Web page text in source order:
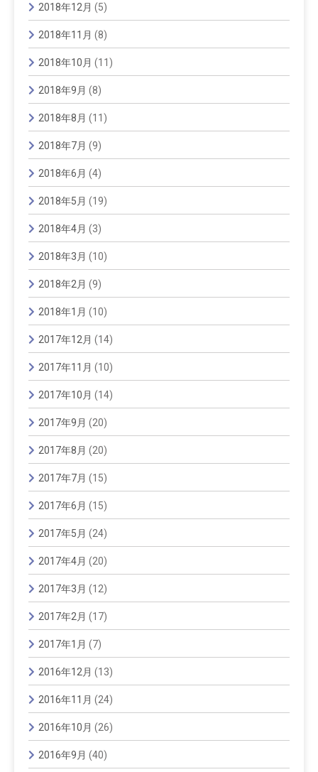
2018年12月 (5)
2018年11月 (8)
2018年10月 (11)
2018年9月 (8)
2018年8月 (11)
2018年7月 (9)
2018年6月 (4)
2018年5月 (19)
2018年4月 (3)
2018年3月 (10)
2018年2月 (9)
2018年1月 (10)
2017年12月 (14)
2017年11月 (10)
2017年10月 (14)
2017年9月 (20)
2017年8月 (20)
2017年7月 (15)
2017年6月 (15)
2017年5月 (24)
2017年4月 (20)
2017年3月 (12)
2017年2月 (17)
2017年1月 (7)
2016年12月 (13)
2016年11月 (24)
2016年10月 (26)
2016年9月 (40)